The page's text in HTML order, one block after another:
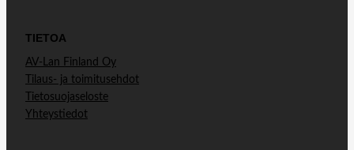
TIETOA
AV-Lan Finland Oy
Tilaus- ja toimitusehdot
Tietosuojaseloste
Yhteystiedot